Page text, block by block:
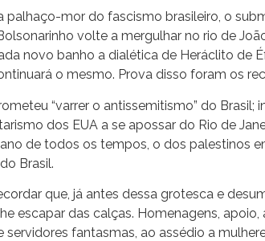
palhaço-mor do fascismo brasileiro, o
volte a mergulhar no rio de
novo banho a dialética de Heráclito de
o mesmo. Prova disso foram os
“varrer o antissemitismo” do
dos EUA a se apossar do Rio de
de todos os tempos, o dos palestinos
Brasil.
que, já antes dessa grotesca e
escapar das calças. Homenagens,
servidores fantasmas, ao assédio a